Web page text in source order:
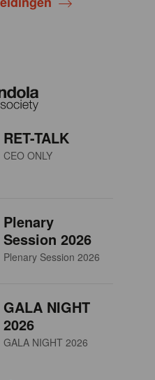
RET-TALK
CEO ONLY
Plenary
Session 2026
Plenary Session 2026
GALA NIGHT
2026
GALA NIGHT 2026